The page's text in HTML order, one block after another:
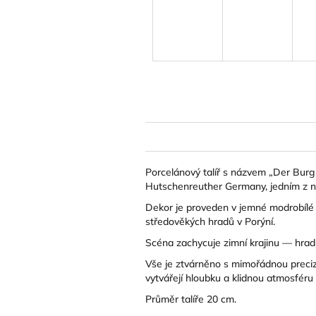
Porcelánový talíř s názvem „Der
Hutschenreuther Germany, jedním z
Dekor je proveden v jemné
středověkých hradů v Porýní.
Scéna zachycuje zimní krajinu —
Vše je ztvárněno s mimořádnou
vytvářejí hloubku a klidnou atmosféru
Průměr talíře 20 cm.